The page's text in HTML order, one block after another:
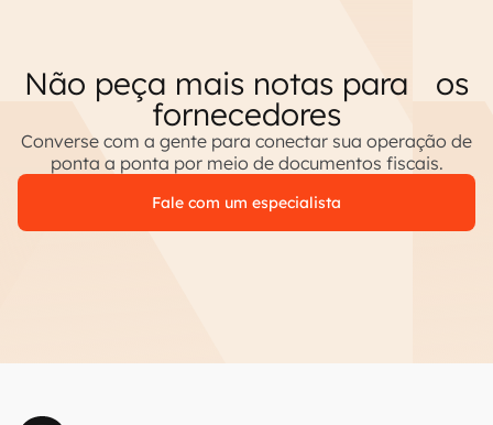
Não peça mais notas para os
fornecedores
Converse com a gente para conectar sua operação de
ponta a ponta por meio de documentos fiscais.
Fale com um especialista